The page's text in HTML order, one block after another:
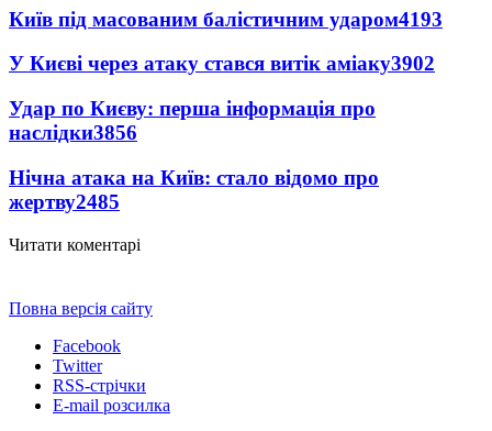
Київ під масованим балістичним ударом4193
У Києві через атаку стався витік аміаку3902
Удар по Києву: перша інформація про
наслідки3856
Нічна атака на Київ: стало відомо про
жертву2485
Читати коментарі
Повна версія сайту
Facebook
Twitter
RSS-стрічки
E-mail розсилка